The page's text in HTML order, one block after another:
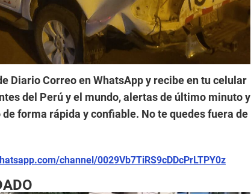
Diario Correo en WhatsApp y recibe en tu celular
del Perú y el mundo, alertas de último minuto y
de forma rápida y confiable. No te quedes fuera de
channel/0029Vb7TiRS9cDDcPrLTPY0z